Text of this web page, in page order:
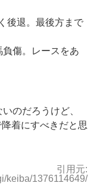
後退。最後方まで
傷。レースをあ
のだろうけど、
着にすべきだと思
引用元:
keiba/1376114649/